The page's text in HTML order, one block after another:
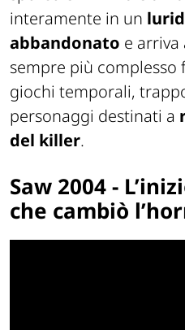
interamente in un
abbandonato e
sempre più complesso
giochi temporali,
personaggi destinati a
del killer.
Saw 2004 -
che cambiò